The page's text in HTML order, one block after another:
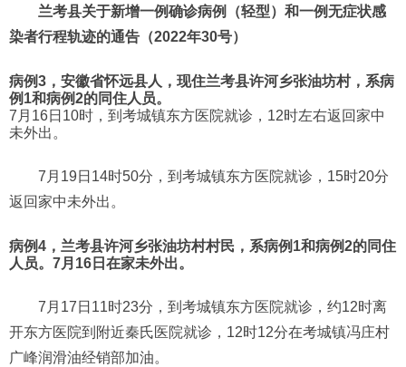
兰考县关于新增一例确诊病例（轻型）和一例无症状感
染者行程轨迹的通告 （2022年30号）
病例3， 安徽省怀远县人，现住兰考县许河乡张油坊村，系病
例1和病例2的同住人员。
7月16日10时，到考城镇东方医院就诊，12时左右返回家中
未外出。
7月19日14时50分，到考城镇东方医院就诊，15时20分
返回家中未外出。
病例4， 兰考县许河乡张油坊村村民，系病例1和病例2的同住
人员。7月16日在家未外出。
7月17日11时23分，到考城镇东方医院就诊，约12时离
开东方医院到附近秦氏医院就诊，12时12分在考城镇冯庄村
广峰润滑油经销部加油。